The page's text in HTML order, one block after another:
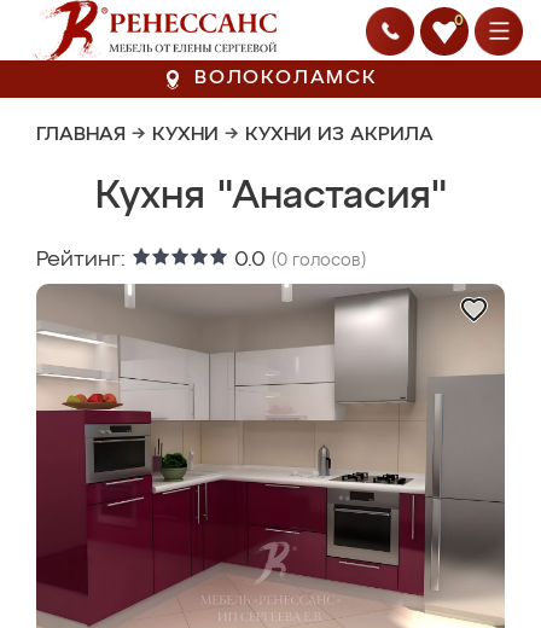
0
ВОЛОКОЛАМСК
ГЛАВНАЯ → КУХНИ → КУХНИ ИЗ АКРИЛА
Кухня "Анастасия"
Рейтинг: 0.0 (0 голосов)